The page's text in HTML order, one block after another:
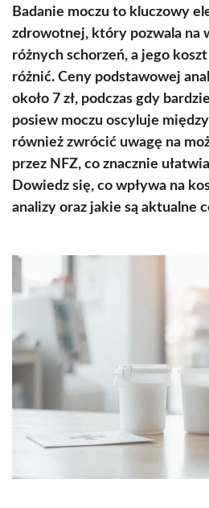
Badanie moczu to kluczowy
zdrowotnej, który pozwala na
różnych schorzeń, a jego
różnić. Ceny podstawowej
około 7 zł, podczas gdy
posiew moczu oscyluje
również zwrócić uwagę na
przez NFZ, co znacznie
Dowiedz się, co wpływa na
analizy oraz jakie są aktualne